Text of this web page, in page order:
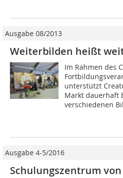
Ausgabe 08/2013
Weiterbilden heißt
Im Rahmen des
unterstützt
Markt dauerhaft
verschiedenen
Ausgabe 4-5/2016
Schulungszentrum